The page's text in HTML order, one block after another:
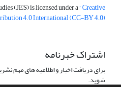
(JES) is licensed under a"Creative
4.0 International (CC-BY 4.0)"
اشتراک خبرنامه
برای دریافت اخبار و اطلاعیه های مهم
شوید.